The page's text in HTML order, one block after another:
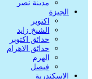
مدينة نصر
الجيزة
اكتوبر
الشيخ زايد
حدائق اكتوبر
حدائق الاهرام
الهرم
فيصل
الاسكندرية